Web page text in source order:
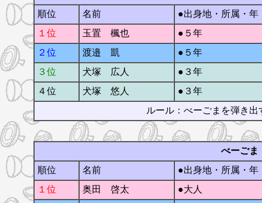
順位
名前
●出身地・所属・年
１位
玉置 楓也
●５年
２位
渡邉 凱
●５年
３位
犬塚 広人
●３年
４位
犬塚 悠人
●３年
ルール：べーごまを弾き
べーご
順位
名前
●出身地・所属・年
１位
奥田 啓太
●大人